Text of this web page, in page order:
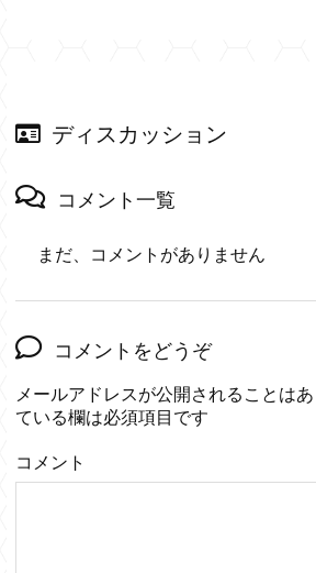
ディスカッション
コメント一覧
まだ、コメントがありません
コメントをどうぞ
メールアドレスが公開されることはあ
ている欄は必須項目です
コメント